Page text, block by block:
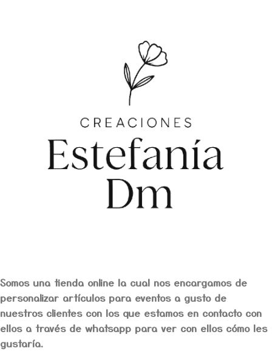
Somos una tienda online la cual nos encargamos de
personalizar artículos para eventos a gusto de
nuestros clientes con los que estamos en contacto con
ellos a través de whatsapp para ver con ellos cómo les
gustaría.